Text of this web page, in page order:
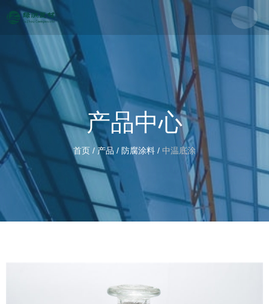
产品中心
首页 / 产品 / 防腐涂料 / 中温底涂